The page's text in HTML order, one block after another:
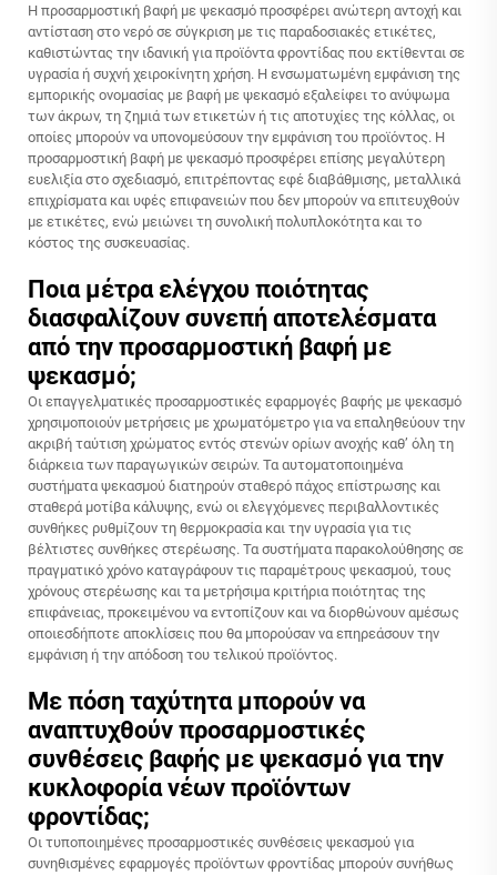
Η προσαρμοστική βαφή με ψεκασμό προσφέρει ανώτερη αντοχή και
αντίσταση στο νερό σε σύγκριση με τις παραδοσιακές ετικέτες,
καθιστώντας την ιδανική για προϊόντα φροντίδας που εκτίθενται σε
υγρασία ή συχνή χειροκίνητη χρήση. Η ενσωματωμένη εμφάνιση της
εμπορικής ονομασίας με βαφή με ψεκασμό εξαλείφει το ανύψωμα
των άκρων, τη ζημιά των ετικετών ή τις αποτυχίες της κόλλας, οι
οποίες μπορούν να υπονομεύσουν την εμφάνιση του προϊόντος. Η
προσαρμοστική βαφή με ψεκασμό προσφέρει επίσης μεγαλύτερη
ευελιξία στο σχεδιασμό, επιτρέποντας εφέ διαβάθμισης, μεταλλικά
επιχρίσματα και υφές επιφανειών που δεν μπορούν να επιτευχθούν
με ετικέτες, ενώ μειώνει τη συνολική πολυπλοκότητα και το
κόστος της συσκευασίας.
Ποια μέτρα ελέγχου ποιότητας
διασφαλίζουν συνεπή αποτελέσματα
από την προσαρμοστική βαφή με
ψεκασμό;
Οι επαγγελματικές προσαρμοστικές εφαρμογές βαφής με ψεκασμό
χρησιμοποιούν μετρήσεις με χρωματόμετρο για να επαληθεύουν την
ακριβή ταύτιση χρώματος εντός στενών ορίων ανοχής καθ’ όλη τη
διάρκεια των παραγωγικών σειρών. Τα αυτοματοποιημένα
συστήματα ψεκασμού διατηρούν σταθερό πάχος επίστρωσης και
σταθερά μοτίβα κάλυψης, ενώ οι ελεγχόμενες περιβαλλοντικές
συνθήκες ρυθμίζουν τη θερμοκρασία και την υγρασία για τις
βέλτιστες συνθήκες στερέωσης. Τα συστήματα παρακολούθησης σε
πραγματικό χρόνο καταγράφουν τις παραμέτρους ψεκασμού, τους
χρόνους στερέωσης και τα μετρήσιμα κριτήρια ποιότητας της
επιφάνειας, προκειμένου να εντοπίζουν και να διορθώνουν αμέσως
οποιεσδήποτε αποκλίσεις που θα μπορούσαν να επηρεάσουν την
εμφάνιση ή την απόδοση του τελικού προϊόντος.
Με πόση ταχύτητα μπορούν να
αναπτυχθούν προσαρμοστικές
συνθέσεις βαφής με ψεκασμό για την
κυκλοφορία νέων προϊόντων
φροντίδας;
Οι τυποποιημένες προσαρμοστικές συνθέσεις ψεκασμού για
συνηθισμένες εφαρμογές προϊόντων φροντίδας μπορούν συνήθως